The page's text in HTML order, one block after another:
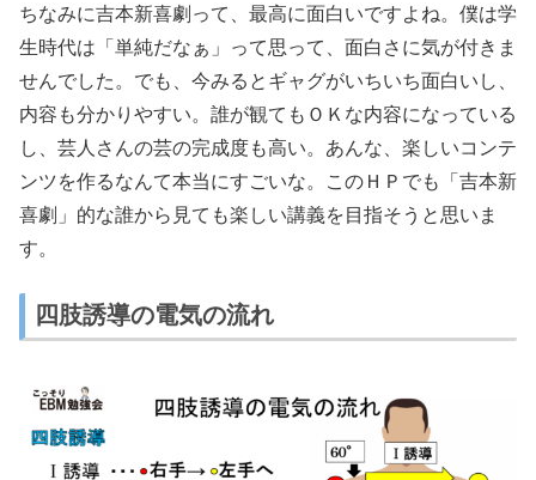
ちなみに吉本新喜劇って、最高に面白いですよね。僕は学
生時代は「単純だなぁ」って思って、面白さに気が付きま
せんでした。でも、今みるとギャグがいちいち面白いし、
内容も分かりやすい。誰が観てもＯＫな内容になっている
し、芸人さんの芸の完成度も高い。あんな、楽しいコンテ
ンツを作るなんて本当にすごいな。このＨＰでも「吉本新
喜劇」的な誰から見ても楽しい講義を目指そうと思いま
す。
四肢誘導の電気の流れ